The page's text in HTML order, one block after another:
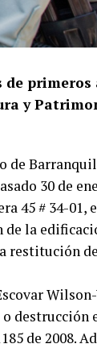
primeros
y
de
30 de
45 # 34-01,
la
restitución
destrucción
de 2008.